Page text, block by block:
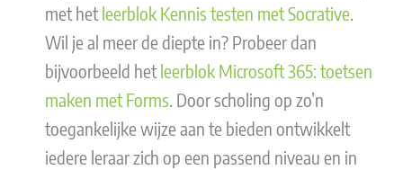
met hetleerblok Kennis testen met Socrative
Wil je al meer de diepte in? Probeer dan
bijvoorbeeld hetleerblok Microsoft 365: toetsen
maken met Forms . Door scholing op zo’n
toegankelijke wijze aan te bieden ontwikkelt
iedere leraar zich op een passend niveau en in